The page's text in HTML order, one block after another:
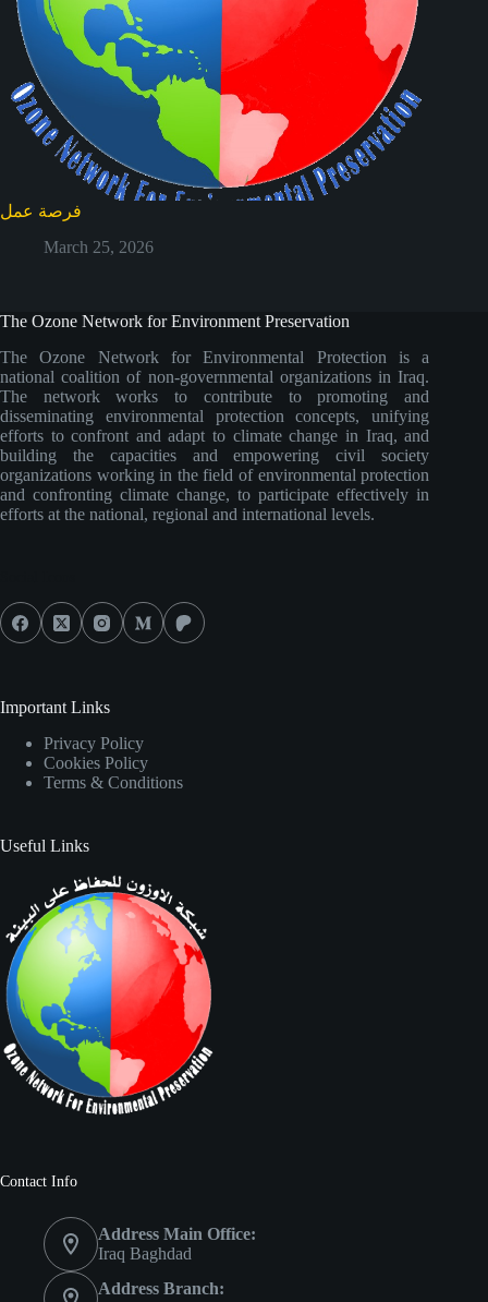
فرصة عمل
March 25, 2026
The Ozone Network for Environment Preservation
The Ozone Network for Environmental Protection is a
national coalition of non-governmental organizations in Iraq.
The network works to contribute to promoting and
disseminating environmental protection concepts, unifying
efforts to confront and adapt to climate change in Iraq, and
building the capacities and empowering civil society
organizations working in the field of environmental protection
and confronting climate change, to participate effectively in
efforts at the national, regional and international levels.
Important Links
Privacy Policy
Cookies Policy
Terms & Conditions
Useful Links
Contact Info
Address Main Office:
Iraq Baghdad
Address Branch: